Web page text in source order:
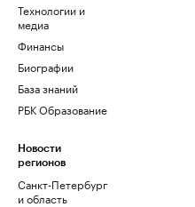
Технологии и
медиа
Финансы
Биографии
База знаний
РБК Образование
Новости
регионов
Санкт-Петербург
и область